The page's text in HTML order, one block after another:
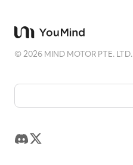
©2026 MIND MOTOR PTE. LTD.